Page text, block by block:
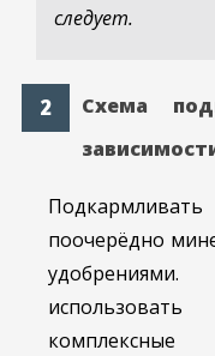
следует.
Схема
поочерёдно